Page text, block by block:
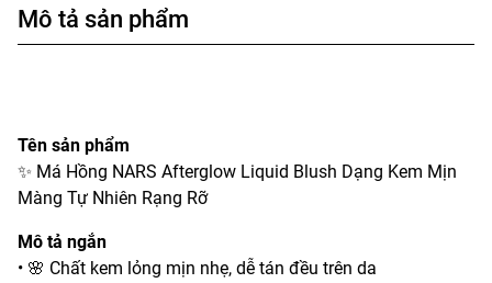
Mô tả sản phẩm
Tên sản phẩm
✨ Má Hồng NARS Afterglow Liquid Blush Dạng Kem Mịn
Màng Tự Nhiên Rạng Rỡ
Mô tả ngắn
• 🌸 Chất kem lỏng mịn nhẹ, dễ tán đều trên da